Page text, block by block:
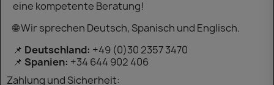
eine kompetente Beratung!
🌐 Wir sprechen Deutsch, Spanisch und Englisch.
📌 Deutschland: +49 (0)30 2357 3470
📌 Spanien: +34 644 902 406
Zahlung und Sicherheit: